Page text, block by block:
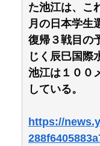
た池江は、こ
月の日本学生
復帰３戦目の
じく辰巳国際
池江は１００
している。
https://